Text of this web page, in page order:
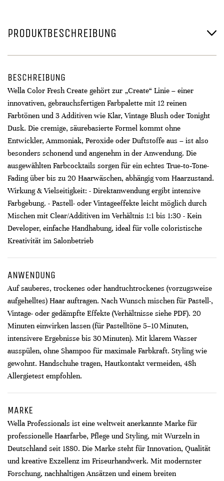
PRODUKTBESCHREIBUNG
BESCHREIBUNG
Wella Color Fresh Create gehört zur „Create“ Linie – einer
innovativen, gebrauchsfertigen Farbpalette mit 12 reinen
Farbtönen und 3 Additiven wie Klar, Vintage Blush oder Tonight
Dusk. Die cremige, säurebasierte Formel kommt ohne
Entwickler, Ammoniak, Peroxide oder Duftstoffe aus – ist also
besonders schonend und angenehm in der Anwendung. Die
ausgewählten Farbcocktails sorgen für ein echtes True‑to‑Tone-
Fading über bis zu 20 Haarwäschen, abhängig vom Haarzustand.
Wirkung & Vielseitigkeit: - Direktanwendung ergibt intensive
Farbgebung. - Pastell- oder Vintageeffekte leicht möglich durch
Mischen mit Clear/Additiven im Verhältnis 1:1 bis 1:30 - Kein
Developer, einfache Handhabung, ideal für volle coloristische
Kreativität im Salonbetrieb
ANWENDUNG
Auf sauberes, trockenes oder handtuchtrockenes (vorzugsweise
aufgehelltes) Haar auftragen. Nach Wunsch mischen für Pastell-,
Vintage- oder gedämpfte Effekte (Verhältnisse siehe PDF). 20
Minuten einwirken lassen (für Pastelltöne 5–10 Minuten,
intensivere Ergebnisse bis 30 Minuten). Mit klarem Wasser
ausspülen, ohne Shampoo für maximale Farbkraft. Styling wie
gewohnt. Handschuhe tragen, Hautkontakt vermeiden, 48h
Allergietest empfohlen.
MARKE
Wella Professionals ist eine weltweit anerkannte Marke für
professionelle Haarfarbe, Pflege und Styling, mit Wurzeln in
Deutschland seit 1880. Die Marke steht für Innovation, Qualität
und kreative Exzellenz im Friseurhandwerk. Mit modernster
Forschung, nachhaltigen Ansätzen und einem breiten